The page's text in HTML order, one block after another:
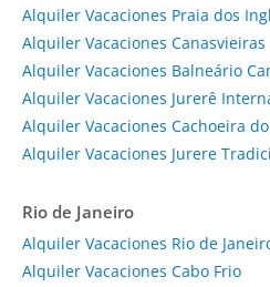
Alquiler Vacaciones Praia dos
Alquiler Vacaciones Canasvieiras
Alquiler Vacaciones Balneário
Alquiler Vacaciones Jurerê
Alquiler Vacaciones Cachoeira do
Alquiler Vacaciones Jurere
Rio de Janeiro
Alquiler Vacaciones Rio de
Alquiler Vacaciones Cabo Frio